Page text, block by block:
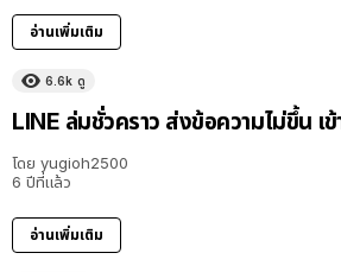
อ่านเพิ่มเติม
6.6k ดู
LINE ล่มชั่วคราว ส่งข้อความไม่ขึ้น เข้
โดย yugioh2500
6 ปีที่แล้ว
อ่านเพิ่มเติม